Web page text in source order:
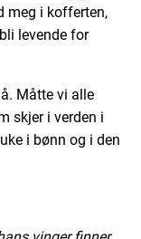
meg i kofferten,
levende for
Måtte vi alle
skjer i verden i
i bønn og i den